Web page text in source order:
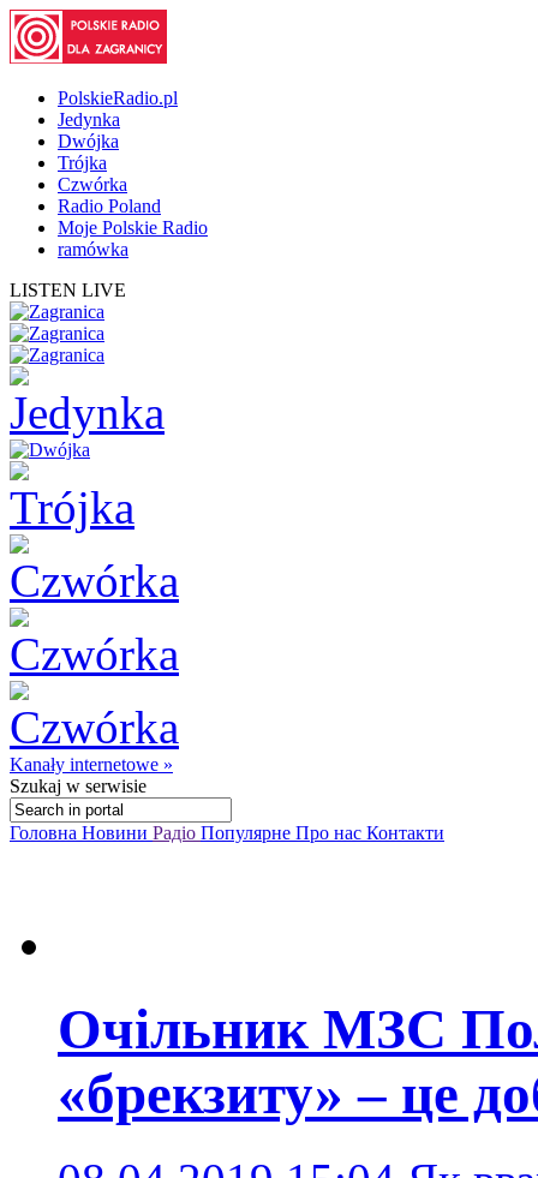
PolskieRadio.pl
Jedynka
Dwójka
Trójka
Czwórka
Radio Poland
Moje Polskie Radio
ramówka
LISTEN LIVE
Kanały internetowe »
Szukaj w serwisie
Головна Новини Радіо Популярне Про нас Контакти
Очільник МЗС
«брекзиту» – це